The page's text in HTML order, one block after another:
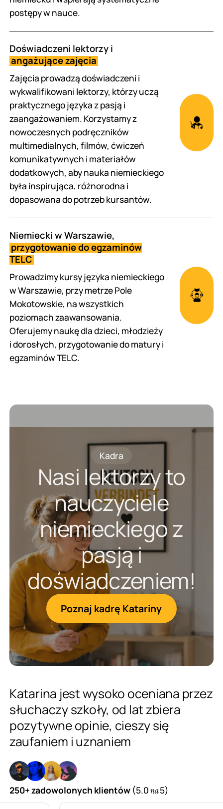
postępy w nauce.
Doświadczeni lektorzy i
angażujące zajęcia
Zajęcia prowadzą doświadczeni i
wykwalifikowani lektorzy, którzy uczą
praktycznego języka z pasją i
zaangażowaniem. Korzystamy z
nowoczesnych podręczników
multimedialnych, filmów, ćwiczeń
komunikatywnych i materiałów
dodatkowych, aby nauka niemieckiego
była inspirująca, różnorodna i
dopasowana do potrzeb kursantów.
Niemiecki w Warszawie,
przygotowanie do egzaminów
TELC
Prowadzimy kursy języka niemieckiego
w Warszawie, przy metrze Pole
Mokotowskie, na wszystkich
poziomach zaawansowania.
Oferujemy naukę dla dzieci, młodzieży
i dorosłych, przygotowanie do matury i
egzaminów TELC.
Kadra
Nasi lektorzy to
nauczyciele
niemieckiego z
pasją i
doświadczeniem!
Poznaj kadrę Katariny
Katarina jest wysoko oceniana przez
słuchaczy szkoły, od lat zbiera
pozytywne opinie, cieszy się
zaufaniem i uznaniem
250+ zadowolonych klientów(5.0na5)